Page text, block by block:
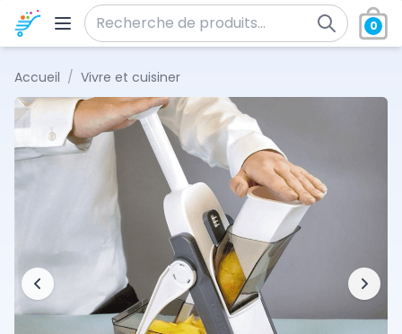
Aller au contenu
Recherche pour :
0
Accueil / Vivre et cuisiner